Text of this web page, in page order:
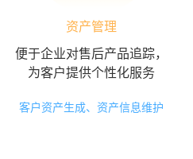
资产管理
便于企业对售后产品追踪，
为客户提供个性化服务
客户资产生成、资产信息维护